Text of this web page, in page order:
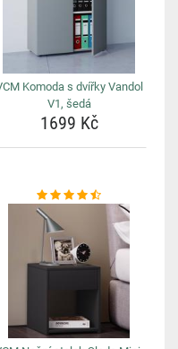
Komoda s dvířky Vandol
V1, šedá
1699 Kč